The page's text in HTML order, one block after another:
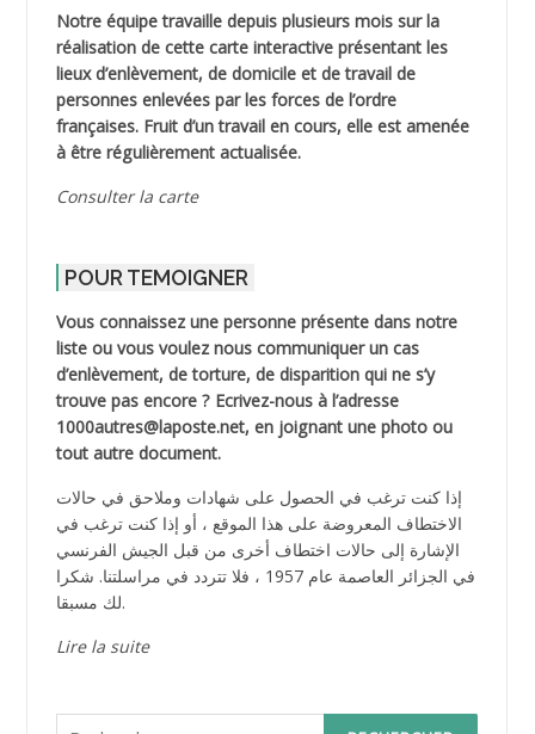
Notre équipe travaille depuis plusieurs mois sur la
réalisation de cette carte interactive présentant les
lieux d’enlèvement, de domicile et de travail de
personnes enlevées par les forces de l’ordre
françaises. Fruit d’un travail en cours, elle est amenée
à être régulièrement actualisée.
Consulter la carte
POUR TEMOIGNER
Vous connaissez une personne présente dans notre
liste ou vous voulez nous communiquer un cas
d’enlèvement, de torture, de disparition qui ne s’y
trouve pas encore ? Ecrivez-nous à l’adresse
1000autres@laposte.net, en joignant une photo ou
tout autre document.
إذا كنت ترغب في الحصول على شهادات وملاحق في حالات
الاختطاف المعروضة على هذا الموقع ، أو إذا كنت ترغب في
الإشارة إلى حالات اختطاف أخرى من قبل الجيش الفرنسي
في الجزائر العاصمة عام 1957 ، فلا تتردد في مراسلتنا. شكرا
لك مسبقا.
Lire la suite
Rechercher :